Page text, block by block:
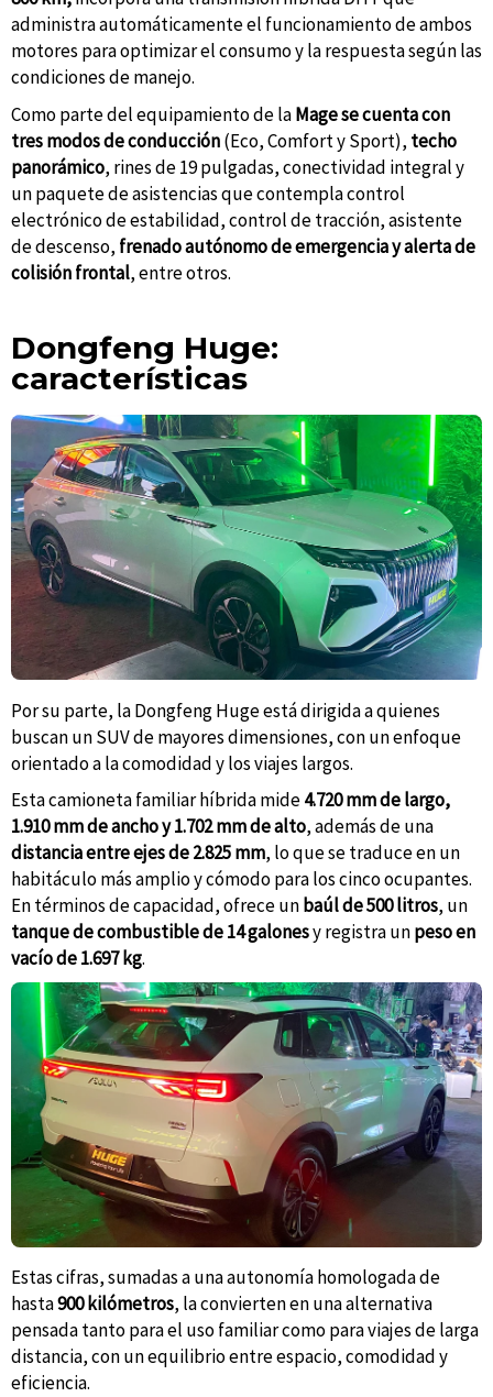
administra automáticamente el funcionamiento de ambos
motores para optimizar el consumo y la respuesta según las
condiciones de manejo.
Como parte del equipamiento de laMage se cuenta con
tres modos de conducción(Eco, Comfort y Sport), techo
panorámico, rines de 19 pulgadas, conectividad integral y
un paquete de asistencias que contempla control
electrónico de estabilidad, control de tracción, asistente
de descenso, frenado autónomo de emergencia y alerta de
colisión frontal, entre otros.
Dongfeng Huge:
características
Por su parte, la Dongfeng Huge está dirigida a quienes
buscan un SUV de mayores dimensiones, con un enfoque
orientado a la comodidad y los viajes largos.
Esta camioneta familiar híbrida mide4.720 mm de largo,
1.910 mm de ancho y 1.702 mm de alto, además de una
distancia entre ejes de 2.825 mm, lo que se traduce en un
habitáculo más amplio y cómodo para los cinco ocupantes.
En términos de capacidad, ofrece unbaúl de 500 litros, un
tanque de combustible de 14 galonesy registra unpeso en
vacío de 1.697 kg.
Estas cifras, sumadas a una autonomía homologada de
hasta900 kilómetros, la convierten en una alternativa
pensada tanto para el uso familiar como para viajes de larga
distancia, con un equilibrio entre espacio, comodidad y
eficiencia.